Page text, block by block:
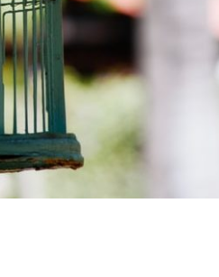
Το Καλοκαίρι που
Φωτογραφίζεται πριν
Ακόμη Αρχίσει
ΡΙΑ ΣΠΥΡΟΥ